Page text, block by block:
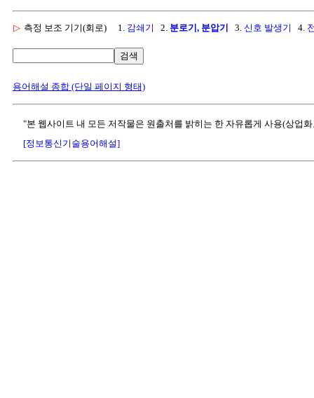
▷ 측정 보조 기기(회로) 1. 감쇄기 2. 분로기, 분압기 3. 신호 발생기 4.
검색
용어해설 종합 (단일 페이지 형태)
"본 웹사이트 내 모든 저작물은 원출처를 밝히는 한 자유롭게 사용(상업
[정보통신기술용어해설]